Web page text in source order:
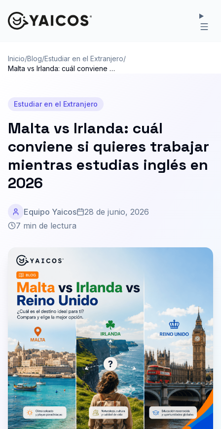
Inicio/Blog/Estudiar en el Extranjero/
Malta vs Irlanda: cuál conviene si
Estudiar en el Extranjero
Malta vs Irlanda: cuál
conviene si quieres trabajar
mientras estudias inglés en
2026
Equipo Yaicos
28 de junio, 2026
7 min de lectura